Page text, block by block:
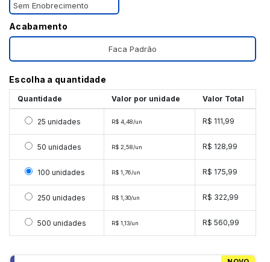
Sem Enobrecimento
Acabamento
Faca Padrão
Escolha a quantidade
Quantidade Valor por unidade Valor Total
Selecionar 25 unidades
25 unidades R$ 4,48/un R$ 111,99
Selecionar 50 unidades
50 unidades R$ 2,58/un R$ 128,99
Selecionar 100 unidades
100 unidades R$ 1,76/un R$ 175,99
Selecionar 250 unidades
250 unidades R$ 1,30/un R$ 322,99
Selecionar 500 unidades
500 unidades R$ 1,13/un R$ 560,99